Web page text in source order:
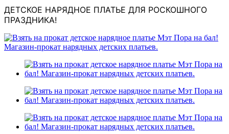
ДЕТСКОЕ НАРЯДНОЕ ПЛАТЬЕ ДЛЯ РОСКОШНОГО
ПРАЗДНИКА!